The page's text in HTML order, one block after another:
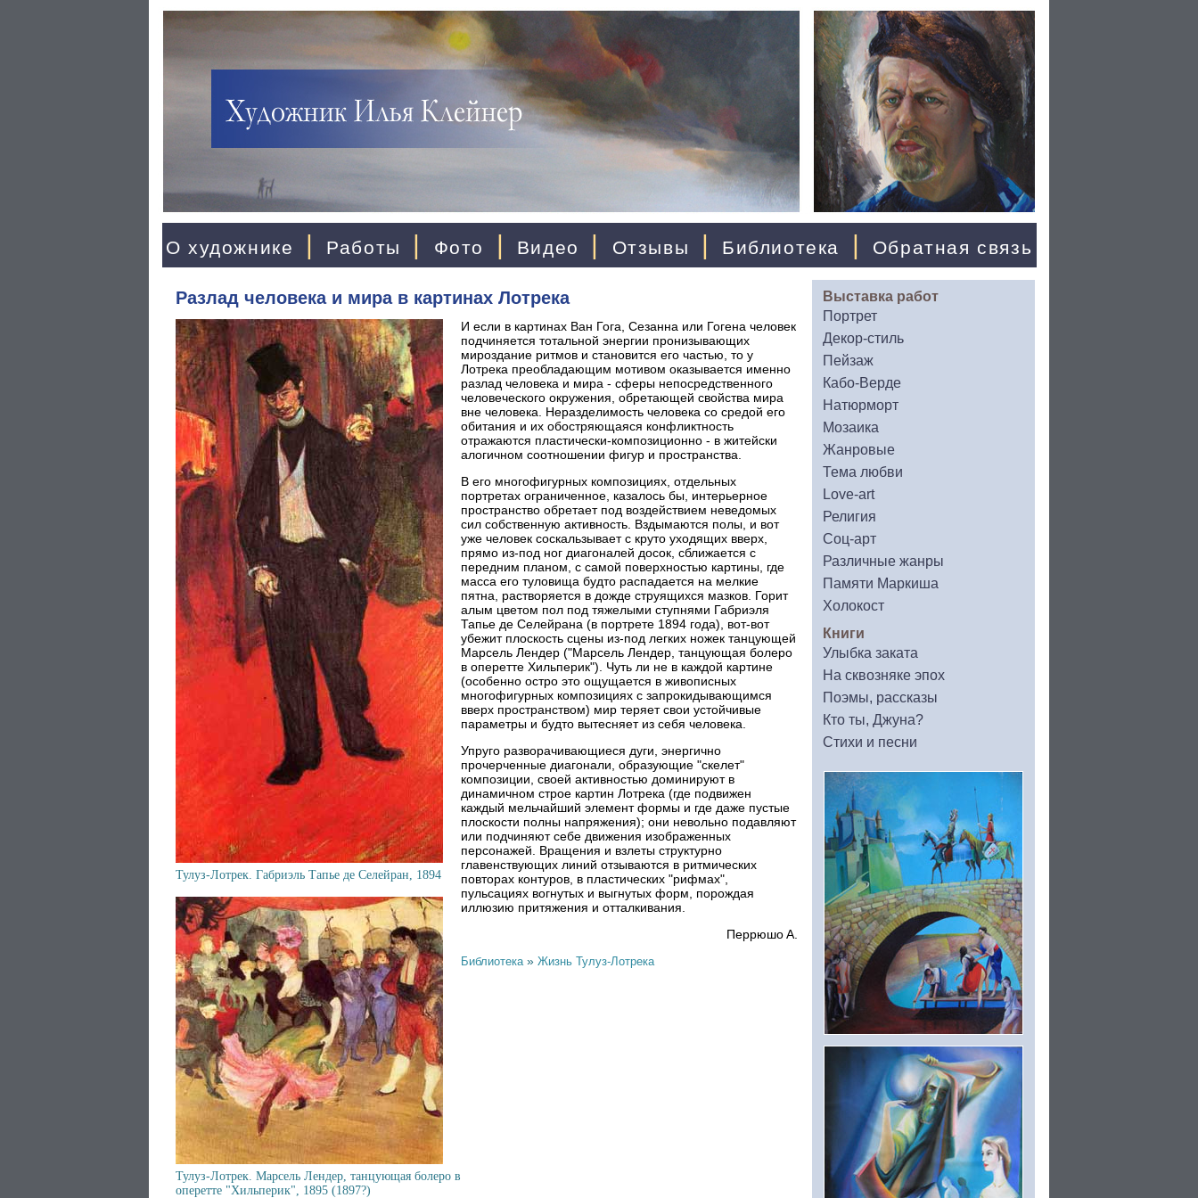
О художнике | Работы | Фото | Видео | Отзывы | Библиотека | Обратная связь
Разлад человека и мира в картинах Лотрека
Тулуз-Лотрек. Габриэль Тапье де Селейран, 1894
Тулуз-Лотрек. Марсель Лендер, танцующая болеро в
оперетте "Хильперик", 1895 (1897?)
И если в картинах Ван Гога, Сезанна или Гогена человек
подчиняется тотальной энергии пронизывающих
мироздание ритмов и становится его частью, то у
Лотрека преобладающим мотивом оказывается именно
разлад человека и мира - сферы непосредственного
человеческого окружения, обретающей свойства мира
вне человека. Неразделимость человека со средой его
обитания и их обостряющаяся конфликтность
отражаются пластически-композиционно - в житейски
алогичном соотношении фигур и пространства.
В его многофигурных композициях, отдельных
портретах ограниченное, казалось бы, интерьерное
пространство обретает под воздействием неведомых
сил собственную активность. Вздымаются полы, и вот
уже человек соскальзывает с круто уходящих вверх,
прямо из-под ног диагоналей досок, сближается с
передним планом, с самой поверхностью картины, где
масса его туловища будто распадается на мелкие
пятна, растворяется в дожде струящихся мазков. Горит
алым цветом пол под тяжелыми ступнями Габриэля
Тапье де Селейрана (в портрете 1894 года), вот-вот
убежит плоскость сцены из-под легких ножек танцующей
Марсель Лендер ("Марсель Лендер, танцующая болеро
в оперетте Хильперик"). Чуть ли не в каждой картине
(особенно остро это ощущается в живописных
многофигурных композициях с запрокидывающимся
вверх пространством) мир теряет свои устойчивые
параметры и будто вытесняет из себя человека.
Упруго разворачивающиеся дуги, энергично
прочерченные диагонали, образующие "скелет"
композиции, своей активностью доминируют в
динамичном строе картин Лотрека (где подвижен
каждый мельчайший элемент формы и где даже пустые
плоскости полны напряжения); они невольно подавляют
или подчиняют себе движения изображенных
персонажей. Вращения и взлеты структурно
главенствующих линий отзываются в ритмических
повторах контуров, в пластических "рифмах",
пульсациях вогнутых и выгнутых форм, порождая
иллюзию притяжения и отталкивания.
Пeppюшo A.
Библиотека » Жизнь Тулуз-Лотрека
Выставка работ
Портрет
Декор-стиль
Пейзаж
Кабо-Верде
Натюрморт
Мозаика
Жанровые
Тема любви
Love-art
Религия
Соц-арт
Различные жанры
Памяти Маркиша
Холокост
Книги
Улыбка заката
На сквозняке эпох
Поэмы, рассказы
Кто ты, Джуна?
Стихи и песни